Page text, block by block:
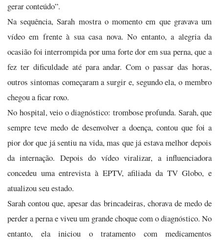
gerar conteúdo”.
Na sequência, Sarah mostra o momento em que gravava um
vídeo em frente à sua casa nova. No entanto, a alegria da
ocasião foi interrompida por uma forte dor em sua perna, que a
fez ter dificuldade até para andar. Com o passar das horas,
outros sintomas começaram a surgir e, segundo ela, o membro
chegou a ficar roxo.
No hospital, veio o diagnóstico: trombose profunda. Sarah, que
sempre teve medo de desenvolver a doença, contou que foi a
pior dor que já sentiu na vida, mas que já estava melhor depois
da internação. Depois do vídeo viralizar, a influenciadora
concedeu uma entrevista à EPTV, afiliada da TV Globo, e
atualizou seu estado.
Sarah contou que, apesar das brincadeiras, chorava de medo de
perder a perna e viveu um grande choque com o diagnóstico. No
entanto, ela iniciou o tratamento com medicamentos